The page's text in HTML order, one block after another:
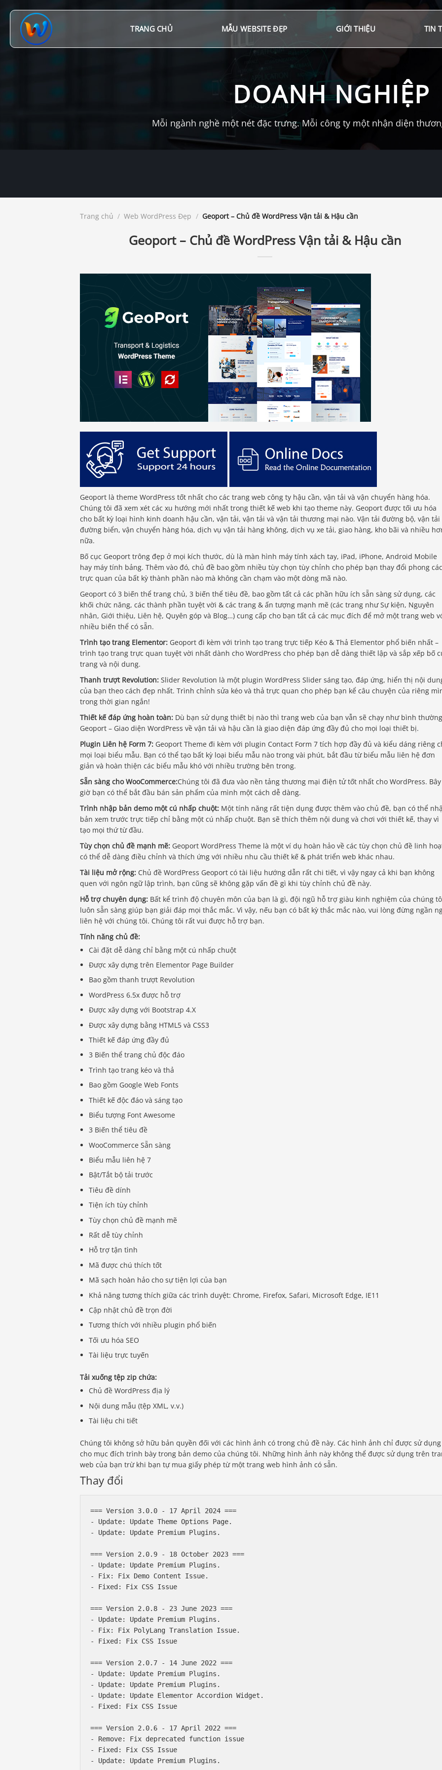
đến
TRANG CHỦ MẪU WEBSITE ĐẸP GIỚI THIỆU TIN
DOANH NGHIỆP
Mỗi ngành nghề một nét đặc trưng. Mỗi công ty một nhận diện
Trang chủ / Web WordPress Đẹp / Geoport – Chủ đề WordPress Vận tải & Hậu cần
Geoport – Chủ đề WordPress Vận tải & Hậu cần
Geoport là theme WordPress tốt nhất cho các trang web công ty hậu cần, vận tải và vận chuyển hàng hóa.
Chúng tôi đã xem xét các xu hướng mới nhất trong thiết kế web khi tạo theme này. Geoport được tối ưu hóa
cho bất kỳ loại hình kinh doanh hậu cần, vận tải, vận tải và vận tải thương mại nào. Vận tải đường bộ, vận tải
đường biển, vận chuyển hàng hóa, dịch vụ vận tải hàng không, dịch vụ xe tải, giao hàng, kho bãi và nhiều
nữa.
Bố cục Geoport trông đẹp ở mọi kích thước, dù là màn hình máy tính xách tay, iPad, iPhone, Android Mobile
hay máy tính bảng. Thêm vào đó, chủ đề bao gồm nhiều tùy chọn tùy chỉnh cho phép bạn thay đổi phong
trực quan của bất kỳ thành phần nào mà không cần chạm vào một dòng mã nào.
Geoport có 3 biến thể trang chủ, 3 biến thể tiêu đề, bao gồm tất cả các phần hữu ích sẵn sàng sử dụng, các
khối chức năng, các thành phần tuyệt vời & các trang & ấn tượng mạnh mẽ (các trang như Sự kiện, Nguyên
nhân, Giới thiệu, Liên hệ, Quyên góp và Blog…) cung cấp cho bạn tất cả các mục đích để mở một trang web
nhiều biến thể có sẵn.
Trình tạo trang Elementor: Geoport đi kèm với trình tạo trang trực tiếp Kéo & Thả Elementor phổ biến nhất –
trình tạo trang trực quan tuyệt vời nhất dành cho WordPress cho phép bạn dễ dàng thiết lập và sắp xếp bố
trang và nội dung.
Thanh trượt Revolution: Slider Revolution là một plugin WordPress Slider sáng tạo, đáp ứng, hiển thị nội
của bạn theo cách đẹp nhất. Trình chỉnh sửa kéo và thả trực quan cho phép bạn kể câu chuyện của riêng
trong thời gian ngắn!
Thiết kế đáp ứng hoàn toàn: Dù bạn sử dụng thiết bị nào thì trang web của bạn vẫn sẽ chạy như bình
Geoport – Giao diện WordPress về vận tải và hậu cần là giao diện đáp ứng đầy đủ cho mọi loại thiết bị.
Plugin Liên hệ Form 7: Geoport Theme đi kèm với plugin Contact Form 7 tích hợp đầy đủ và kiểu dáng riêng
mọi loại biểu mẫu. Bạn có thể tạo bất kỳ loại biểu mẫu nào trong vài phút, bắt đầu từ biểu mẫu liên hệ đơn
giản và hoàn thiện các biểu mẫu khó với nhiều trường bên trong.
Sẵn sàng cho WooCommerce:Chúng tôi đã đưa vào nền tảng thương mại điện tử tốt nhất cho WordPress. Bây
giờ bạn có thể bắt đầu bán sản phẩm của mình một cách dễ dàng.
Trình nhập bản demo một cú nhấp chuột: Một tính năng rất tiện dụng được thêm vào chủ đề, bạn có thể
bản xem trước trực tiếp chỉ bằng một cú nhấp chuột. Bạn sẽ thích thêm nội dung và chơi với thiết kế, thay vì
tạo mọi thứ từ đầu.
Tùy chọn chủ đề mạnh mẽ: Geoport WordPress Theme là một ví dụ hoàn hảo về các tùy chọn chủ đề linh
có thể dễ dàng điều chỉnh và thích ứng với nhiều nhu cầu thiết kế & phát triển web khác nhau.
Tài liệu mở rộng: Chủ đề WordPress Geoport có tài liệu hướng dẫn rất chi tiết, vì vậy ngay cả khi bạn không
quen với ngôn ngữ lập trình, bạn cũng sẽ không gặp vấn đề gì khi tùy chỉnh chủ đề này.
Hỗ trợ chuyên dụng: Bất kể trình độ chuyên môn của bạn là gì, đội ngũ hỗ trợ giàu kinh nghiệm của chúng
luôn sẵn sàng giúp bạn giải đáp mọi thắc mắc. Vì vậy, nếu bạn có bất kỳ thắc mắc nào, vui lòng đừng ngần
liên hệ với chúng tôi. Chúng tôi rất vui được hỗ trợ bạn.
Tính năng chủ đề:
Cài đặt dễ dàng chỉ bằng một cú nhấp chuột
Được xây dựng trên Elementor Page Builder
Bao gồm thanh trượt Revolution
WordPress 6.5x được hỗ trợ
Được xây dựng với Bootstrap 4.X
Được xây dựng bằng HTML5 và CSS3
Thiết kế đáp ứng đầy đủ
3 Biến thể trang chủ độc đáo
Trình tạo trang kéo và thả
Bao gồm Google Web Fonts
Thiết kế độc đáo và sáng tạo
Biểu tượng Font Awesome
3 Biến thể tiêu đề
WooCommerce Sẵn sàng
Biểu mẫu liên hệ 7
Bật/Tắt bộ tải trước
Tiêu đề dính
Tiện ích tùy chỉnh
Tùy chọn chủ đề mạnh mẽ
Rất dễ tùy chỉnh
Hỗ trợ tận tình
Mã được chú thích tốt
Mã sạch hoàn hảo cho sự tiện lợi của bạn
Khả năng tương thích giữa các trình duyệt: Chrome, Firefox, Safari, Microsoft Edge, IE11
Cập nhật chủ đề trọn đời
Tương thích với nhiều plugin phổ biến
Tối ưu hóa SEO
Tài liệu trực tuyến
Tải xuống tệp zip chứa:
Chủ đề WordPress địa lý
Nội dung mẫu (tệp XML, v.v.)
Tài liệu chi tiết
Chúng tôi không sở hữu bản quyền đối với các hình ảnh có trong chủ đề này. Các hình ảnh chỉ được sử dụng
cho mục đích trình bày trong bản demo của chúng tôi. Những hình ảnh này không thể được sử dụng trên
web của bạn trừ khi bạn tự mua giấy phép từ một trang web hình ảnh có sẵn.
Thay đổi
=== Version 3.0.0 - 17 April 2024 ===
- Update: Update Theme Options Page.
- Update: Update Premium Plugins.
=== Version 2.0.9 - 18 October 2023 ===
- Update: Update Premium Plugins.
- Fix: Fix Demo Content Issue.
- Fixed: Fix CSS Issue
=== Version 2.0.8 - 23 June 2023 ===
- Update: Update Premium Plugins.
- Fix: Fix PolyLang Translation Issue.
- Fixed: Fix CSS Issue
=== Version 2.0.7 - 14 June 2022 ===
- Update: Update Premium Plugins.
- Update: Update Premium Plugins.
- Update: Update Elementor Accordion Widget.
- Fixed: Fix CSS Issue
=== Version 2.0.6 - 17 April 2022 ===
- Remove: Fix deprecated function issue
- Fixed: Fix CSS Issue
- Update: Update Premium Plugins.